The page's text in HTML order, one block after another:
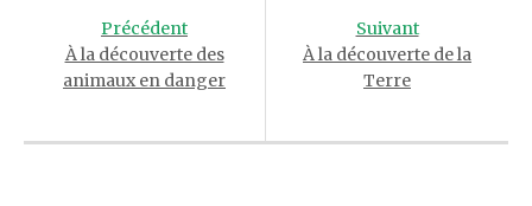
navigationPrécédent
À la découverte des
animaux en danger
Suivant
À la découverte de la
Terre